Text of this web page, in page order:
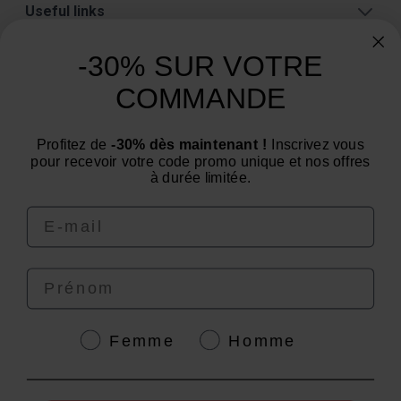
Useful links
We are at your service from Monday to Friday: from 9
am to 12 pm and from 2 pm to 4 pm
4.6/5
-30% SUR VOTRE
COMMANDE
Profitez de -30% dès maintenant ! Inscrivez vous
pour recevoir votre code promo unique et nos offres
à durée limitée.
Email
Prénom
GenreFemme Homme